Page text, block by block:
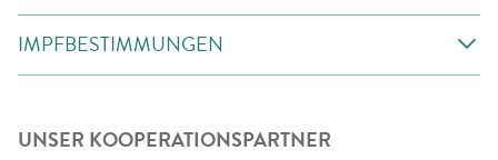
IMPFBESTIMMUNGEN
UNSER KOOPERATIONSPARTNER